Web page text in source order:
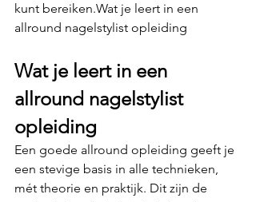
kunt bereiken.Wat je leert in een
allround nagelstylist opleiding
Wat je leert in een
allround nagelstylist
opleiding
Een goede allround opleiding geeft je
een stevige basis in alle technieken,
mét theorie en praktijk. Dit zijn de